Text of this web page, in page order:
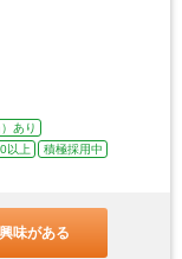
あり
以上
積極採用中
味がある